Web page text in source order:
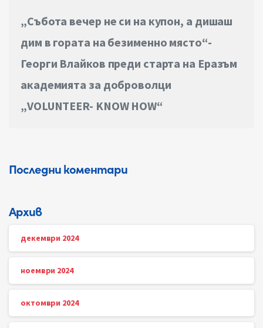
„Събота вечер не си на купон, а дишаш
дим в гората на безименно място“-
Георги Влайков преди старта на Еразъм
академията за доброволци
„VOLUNTEER- KNOW HOW“
Последни коментари
Архив
декември 2024
ноември 2024
октомври 2024